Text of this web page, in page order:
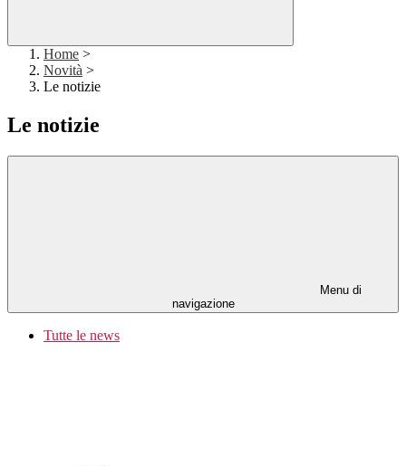
Home >
Novità >
Le notizie
Le notizie
Menu di
navigazione
Tutte le news